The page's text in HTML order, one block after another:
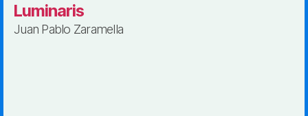
Luminaris
Juan Pablo Zaramella